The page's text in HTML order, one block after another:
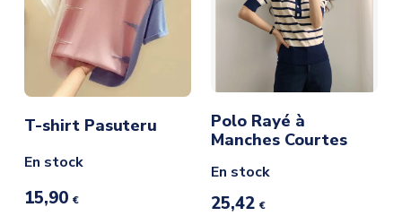
T-shirt Pasuteru
En stock
15,90 €
Polo Rayé à
Manches Courtes
En stock
25,42 €